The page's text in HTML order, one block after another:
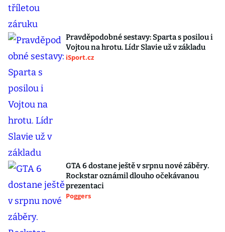
Pravděpodobné sestavy: Sparta s posilou i
Vojtou na hrotu. Lídr Slavie už v základu
iSport.cz
GTA 6 dostane ještě v srpnu nové záběry.
Rockstar oznámil dlouho očekávanou
prezentaci
Poggers